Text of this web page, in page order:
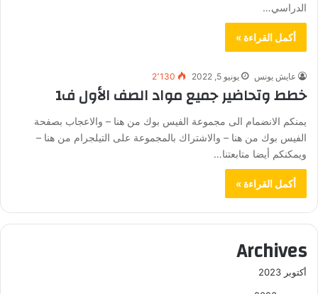
الدراسي…
أكمل القراءة »
عايش يونس يونيو 5, 2022 2٬130
خطط وتحاضير جميع مواد الصف الأول ف1
يمنكم الانضمام الى مجموعة الفيس بوك من هنا – والاعجاب بصفحة
الفيس بوك من هنا – والاشتراك بالمجموعة على التيلجرام من هنا –
ويمكنكم أيضا متابعتنا…
أكمل القراءة »
Archives
أكتوبر 2023